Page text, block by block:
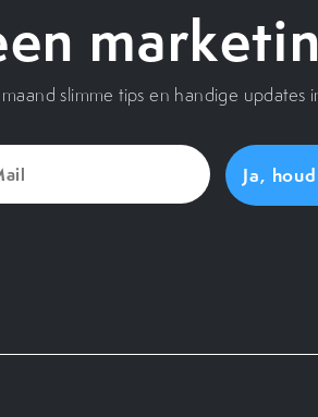
slimme tips en handige updates